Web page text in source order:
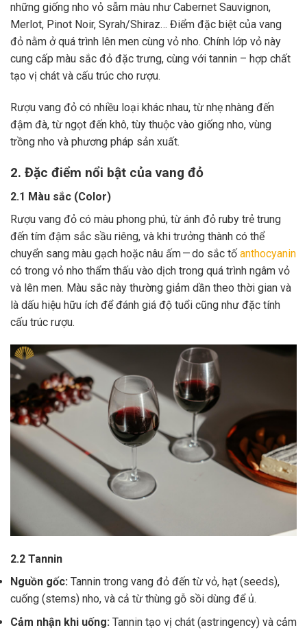
những giống nho vỏ sẫm màu như Cabernet Sauvignon,
Merlot, Pinot Noir, Syrah/Shiraz… Điểm đặc biệt của vang
đỏ nằm ở quá trình lên men cùng vỏ nho. Chính lớp vỏ này
cung cấp màu sắc đỏ đặc trưng, cùng với tannin – hợp chất
tạo vị chát và cấu trúc cho rượu.
Rượu vang đỏ có nhiều loại khác nhau, từ nhẹ nhàng đến
đậm đà, từ ngọt đến khô, tùy thuộc vào giống nho, vùng
trồng nho và phương pháp sản xuất.
2. Đặc điểm nổi bật của vang đỏ
2.1 Màu sắc (Color)
Rượu vang đỏ có màu phong phú, từ ánh đỏ ruby trẻ trung
đến tím đậm sắc sầu riêng, và khi trưởng thành có thể
chuyển sang màu gạch hoặc nâu ấm — do sắc tố anthocyanin
có trong vỏ nho thẩm thấu vào dịch trong quá trình ngâm vỏ
và lên men. Màu sắc này thường giảm dần theo thời gian và
là dấu hiệu hữu ích để đánh giá độ tuổi cũng như đặc tính
cấu trúc rượu.
2.2 Tannin
Nguồn gốc: Tannin trong vang đỏ đến từ vỏ, hạt (seeds),
cuống (stems) nho, và cả từ thùng gỗ sồi dùng để ủ.
Cảm nhận khi uống: Tannin tạo vị chát (astringency) và cảm